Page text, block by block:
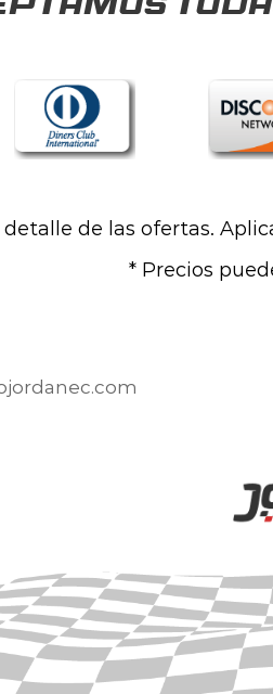
detalle de las ofertas.
* Precios